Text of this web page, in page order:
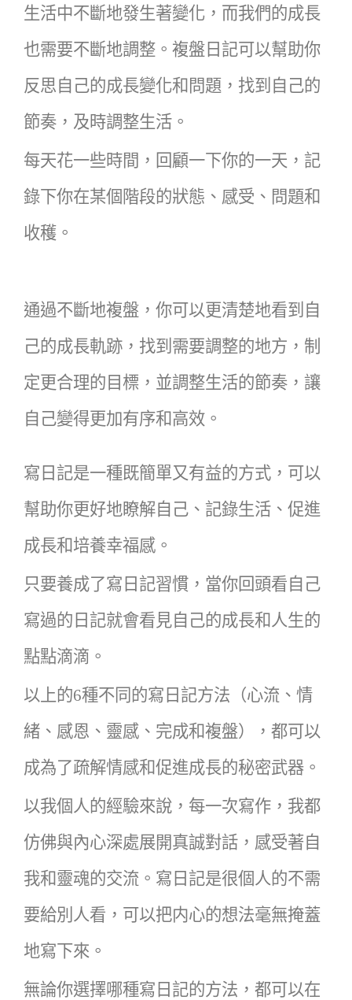
生活中不斷地發生著變化，而我們的成長
也需要不斷地調整。複盤日記可以幫助你
反思自己的成長變化和問題，找到自己的
節奏，及時調整生活。
每天花一些時間，回顧一下你的一天，記
錄下你在某個階段的狀態、感受、問題和
收穫。
通過不斷地複盤，你可以更清楚地看到自
己的成長軌跡，找到需要調整的地方，制
定更合理的目標，並調整生活的節奏，讓
自己變得更加有序和高效。
寫日記是一種既簡單又有益的方式，可以
幫助你更好地瞭解自己、記錄生活、促進
成長和培養幸福感。
只要養成了寫日記習慣，當你回頭看自己
寫過的日記就會看見自己的成長和人生的
點點滴滴。
以上的6種不同的寫日記方法（心流、情
緒、感恩、靈感、完成和複盤），都可以
成為了疏解情感和促進成長的秘密武器。
以我個人的經驗來說，每一次寫作，我都
仿佛與內心深處展開真誠對話，感受著自
我和靈魂的交流。寫日記是很個人的不需
要給別人看，可以把内心的想法毫無掩蓋
地寫下來。
無論你選擇哪種寫日記的方法，都可以在